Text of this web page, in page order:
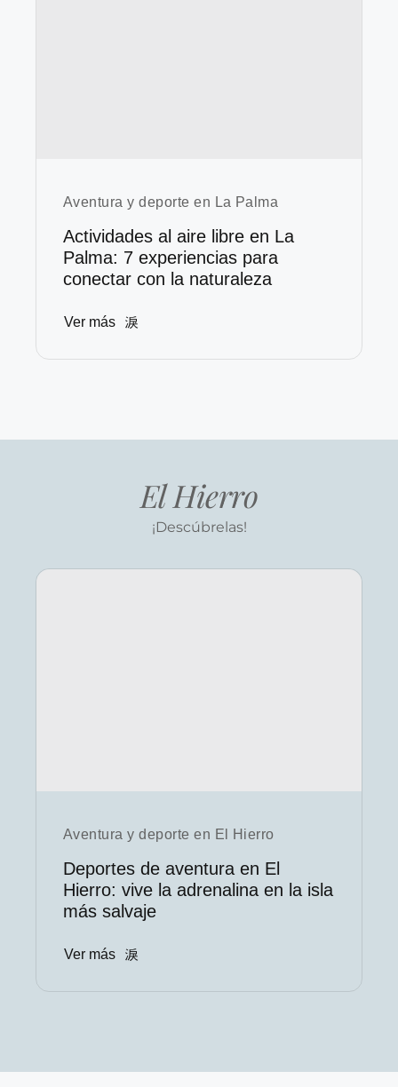
Aventura y deporte en La Palma
Actividades al aire libre en La
Palma: 7 experiencias para
conectar con la naturaleza
Ver más
El Hierro
¡Descúbrelas!
Aventura y deporte en El Hierro
Deportes de aventura en El
Hierro: vive la adrenalina en la isla
más salvaje
Ver más